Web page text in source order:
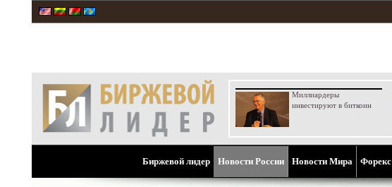
Миллиардеры
инвестируют в биткоин
Биржевой лидер Новости России Новости Мира Форекс